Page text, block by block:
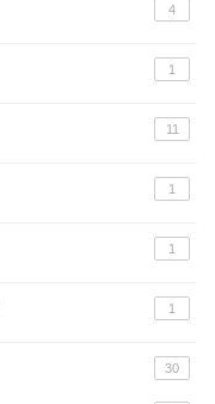
4
1
11
1
1
1
30